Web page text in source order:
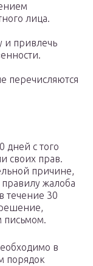
лица.
и привлечь
перечисляются
дней с того
своих прав.
причине,
жалоба
течение 30
письмом.
в
порядок